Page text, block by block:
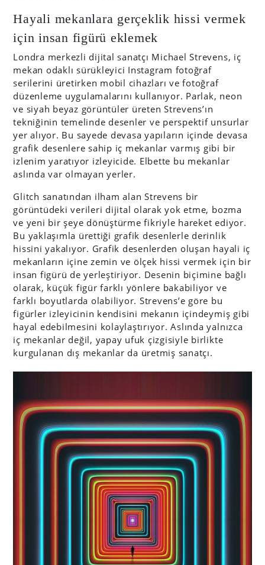
Hayali mekanlara gerçeklik hissi vermek
için insan figürü eklemek
Londra merkezli dijital sanatçı Michael Strevens, iç
mekan odaklı sürükleyici Instagram fotoğraf
serilerini üretirken mobil cihazları ve fotoğraf
düzenleme uygulamalarını kullanıyor. Parlak, neon
ve siyah beyaz görüntüler üreten Strevens’ın
tekniğinin temelinde desenler ve perspektif unsurlar
yer alıyor. Bu sayede devasa yapıların içinde devasa
grafik desenlere sahip iç mekanlar varmış gibi bir
izlenim yaratıyor izleyicide. Elbette bu mekanlar
aslında var olmayan yerler.
Glitch sanatından ilham alan Strevens bir
görüntüdeki verileri dijital olarak yok etme, bozma
ve yeni bir şeye dönüştürme fikriyle hareket ediyor.
Bu yaklaşımla ürettiği grafik desenlerle derinlik
hissini yakalıyor. Grafik desenlerden oluşan hayali iç
mekanların içine zemin ve ölçek hissi vermek için bir
insan figürü de yerleştiriyor. Desenin biçimine bağlı
olarak, küçük figür farklı yönlere bakabiliyor ve
farklı boyutlarda olabiliyor. Strevens’e göre bu
figürler izleyicinin kendisini mekanın içindeymiş gibi
hayal edebilmesini kolaylaştırıyor. Aslında yalnızca
iç mekanlar değil, yapay ufuk çizgisiyle birlikte
kurgulanan dış mekanlar da üretmiş sanatçı.